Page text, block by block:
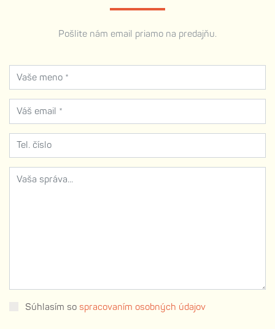
Pošlite nám email priamo na predajňu.
Súhlasím so spracovaním osobných údajov